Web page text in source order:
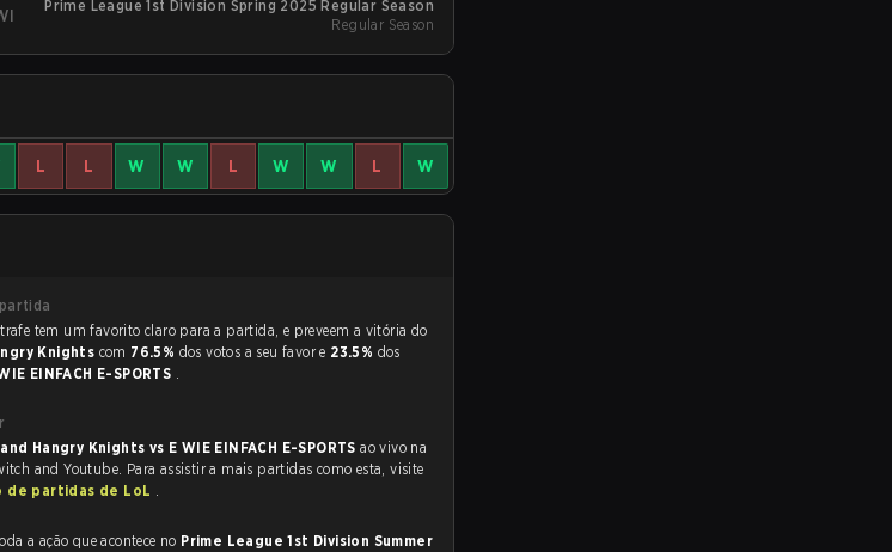
Prime League 1st Division Spring 2025 Regular Season
Regular Season
L L W W L W W L W
Usuários da Strafe tem um favorito claro para a partida, e preveem a vitória do
Knights com 76.5% dos votos a seu favor e 23.5% dos
EINFACH E-SPORTS .
Hangry Knights vs E WIE EINFACH E-SPORTSao vivo na
and Youtube. Para assistir a mais partidas como esta, visite
de partidas de LoL .
a ação que acontece no Prime League 1st Division Summer